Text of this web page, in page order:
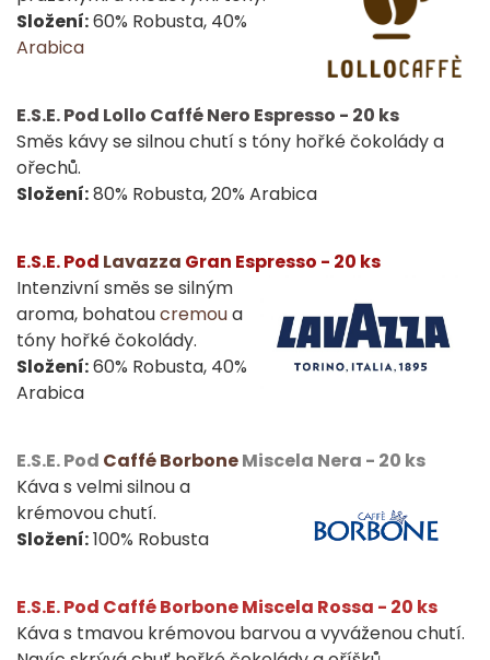
Složení:60% Robusta, 40%
Arabica
E.S.E. Pod Lollo Caffé Nero Espresso - 20 ks
Směs kávy se silnou chutí s tóny hořké čokolády a
ořechů.
Složení:80% Robusta, 20% Arabica
E.S.E. Pod Lavazza Gran Espresso - 20 ks
Intenzivní směs se silným
aroma, bohatoucremoua
tóny hořké čokolády.
Složení:60% Robusta, 40%
Arabica
E.S.E. Pod Caffé BorboneMiscela Nera - 20 ks
Káva s velmi silnou a
krémovou chutí.
Složení:100% Robusta
E.S.E. Pod Caffé Borbone Miscela Rossa - 20 ks
Káva s tmavou krémovou barvou a vyváženou chutí.